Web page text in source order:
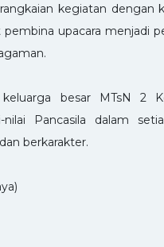
kegiatan dengan
pembina upacara menjadi
besar MTsN 2
Pancasila dalam
berkarakter.